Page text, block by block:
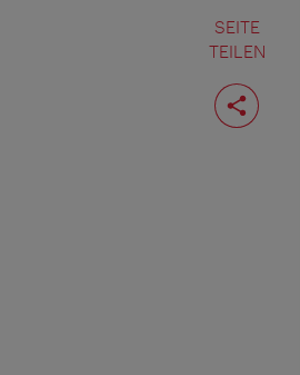
SEITE
TEILEN
Seite
teilen